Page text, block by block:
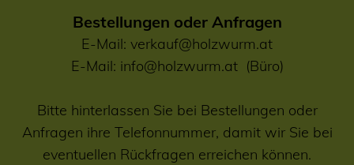
Bestellungen oder Anfragen
E-Mail: verkauf@holzwurm.at
E-Mail: info@holzwurm.at(Büro)
Bitte hinterlassen Sie bei Bestellungen oder
Anfragen ihre Telefonnummer, damit wir Sie bei
eventuellen Rückfragen erreichen können.